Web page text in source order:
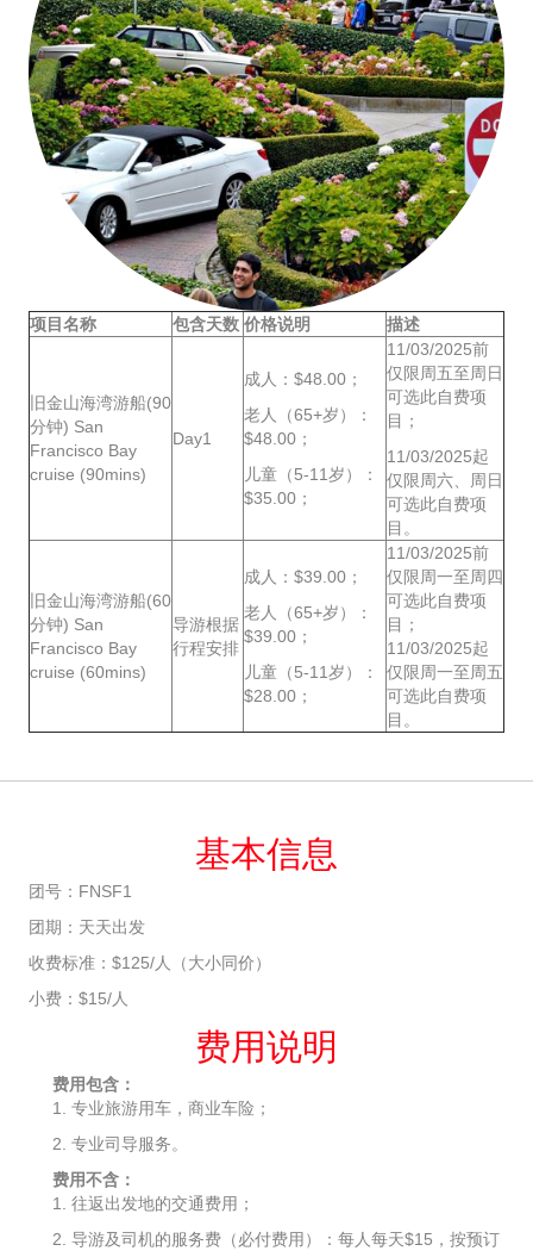
项目名称 包含天数 价格说明 描述
旧金山海湾游船(90
分钟) San
Francisco Bay
cruise (90mins)
Day1
成人：$48.00；
老人（65+岁）：
$48.00；
儿童（5-11岁）：
$35.00；
11/03/2025前
仅限周五至周日
可选此自费项
目；
11/03/2025起
仅限周六、周日
可选此自费项
目。
旧金山海湾游船(60
分钟) San
Francisco Bay
cruise (60mins)
导游根据
行程安排
成人：$39.00；
老人（65+岁）：
$39.00；
儿童（5-11岁）：
$28.00；
11/03/2025前
仅限周一至周四
可选此自费项
目；
11/03/2025起
仅限周一至周五
可选此自费项
目。
基本信息
团号：FNSF1
团期：天天出发
收费标准：$125/人（大小同价）
小费：$15/人
费用说明
费用包含：
1. 专业旅游用车，商业车险；
2. 专业司导服务。
费用不含：
1. 往返出发地的交通费用；
2. 导游及司机的服务费（必付费用）：每人每天$15，按预订